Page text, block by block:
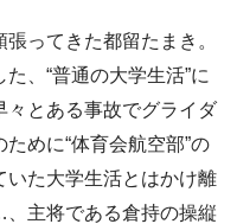
ってきた都留たまき。
、“普通の大学生活”に
々とある事故でグライダ
めに“体育会航空部”の
いた大学生活とはかけ離
主将である倉持の操縦